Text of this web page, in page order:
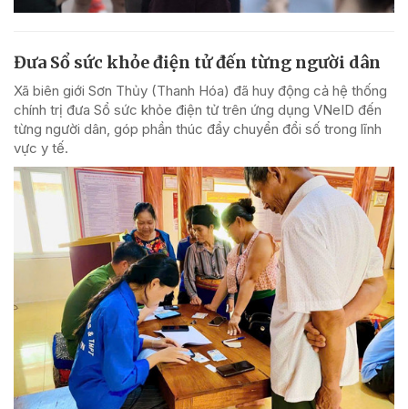
Đưa Sổ sức khỏe điện tử đến từng người dân
Xã biên giới Sơn Thủy (Thanh Hóa) đã huy động cả hệ thống
chính trị đưa Sổ sức khỏe điện tử trên ứng dụng VNeID đến
từng người dân, góp phần thúc đẩy chuyển đổi số trong lĩnh
vực y tế.